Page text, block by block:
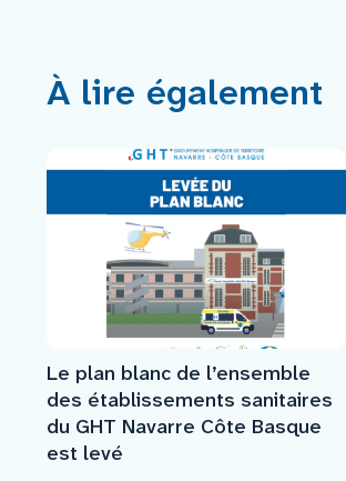
À lire également
Le plan blanc de l’ensemble
des établissements sanitaires
du GHT Navarre Côte Basque
est levé